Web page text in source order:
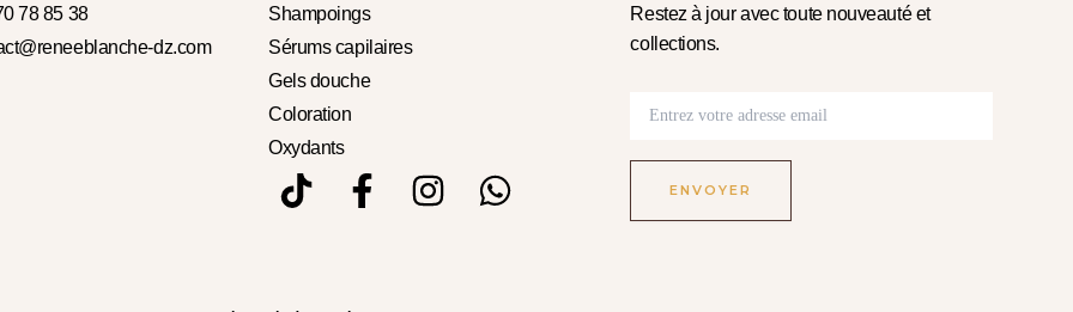
78 85 38
dz.com
Shampoings
Sérums capilaires
Gels douche
Coloration
Oxydants
T
i
F
a
I
n
W
h
Restez à jour avec toute nouveauté et
collections.